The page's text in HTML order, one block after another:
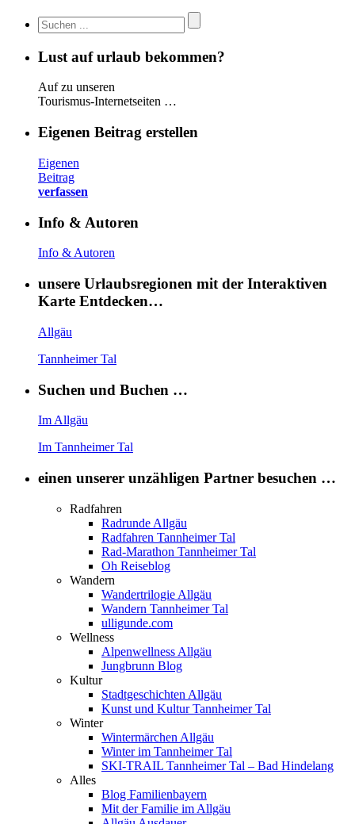
Lust auf urlaub bekommen?
Auf zu unseren
Tourismus-Internetseiten …
Eigenen Beitrag erstellen
Eigenen
Beitrag
verfassen
Info & Autoren
Info & Autoren
unsere Urlaubsregionen mit der Interaktiven
Karte Entdecken…
Allgäu
Tannheimer Tal
Suchen und Buchen …
Im Allgäu
Im Tannheimer Tal
einen unserer unzähligen Partner besuchen …
Radfahren
Radrunde Allgäu
Radfahren Tannheimer Tal
Rad-Marathon Tannheimer Tal
Oh Reiseblog
Wandern
Wandertrilogie Allgäu
Wandern Tannheimer Tal
ulligunde.com
Wellness
Alpenwellness Allgäu
Jungbrunn Blog
Kultur
Stadtgeschichten Allgäu
Kunst und Kultur Tannheimer Tal
Winter
Wintermärchen Allgäu
Winter im Tannheimer Tal
SKI-TRAIL Tannheimer Tal – Bad Hindelang
Alles
Blog Familienbayern
Mit der Familie im Allgäu